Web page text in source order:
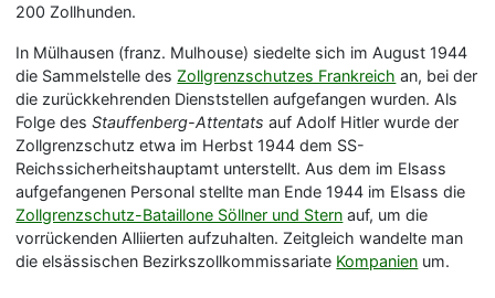
200 Zollhunden.
In Mülhausen (franz. Mulhouse) siedelte sich im August 1944
die Sammelstelle desZollgrenzschutzes Frankreich an, bei der
die zurückkehrenden Dienststellen aufgefangen wurden. Als
Folge desStauffenberg-Attentats auf Adolf Hitler wurde der
Zollgrenzschutz etwa im Herbst 1944 dem SS-
Reichssicherheitshauptamt unterstellt. Aus dem im Elsass
aufgefangenen Personal stellte man Ende 1944 im Elsass die
Zollgrenzschutz-Bataillone Söllner und Stern auf, um die
vorrückenden Alliierten aufzuhalten. Zeitgleich wandelte man
die elsässischen Bezirkszollkommissariate Kompanien um.